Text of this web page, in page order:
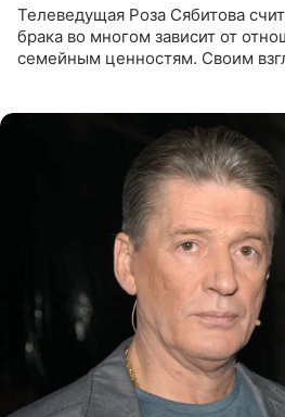
Телеведущая Роза Сябитова
брака во многом зависит от
семейным ценностям. Своим